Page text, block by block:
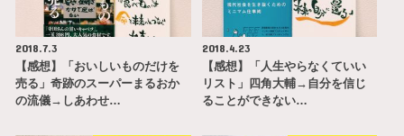
2018.7.3
【感想】「おいしいものだけを
売る」奇跡のスーパーまるおか
の流儀→しあわせ…
2018.4.23
【感想】「人生やらなくていい
リスト」四角大輔→自分を信じ
ることができない…